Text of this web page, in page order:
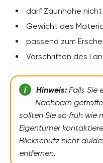
darf Zaunhöhe
Gewicht des
passend zum
Vorschriften des
Hinweis:Falls Sie
Nachbarn
sollten Sie so früh wie
Eigentümer
Blickschutz nicht
entfernen.